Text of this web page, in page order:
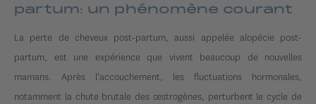
partum: un phénomène courant
La perte de cheveux post-partum, aussi appelée alopécie post-
partum, est une expérience que vivent beaucoup de nouvelles
mamans. Après l'accouchement, les fluctuations hormonales,
notamment la chute brutale des œstrogènes, perturbent le cycle de